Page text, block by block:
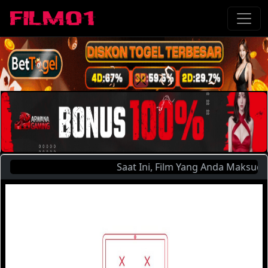
Saat Ini, Film Yang Anda